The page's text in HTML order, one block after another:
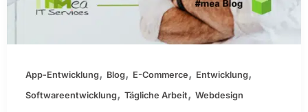
App-Entwicklung, Blog, E-Commerce, Entwicklung,
Softwareentwicklung,Tägliche Arbeit,Webdesign